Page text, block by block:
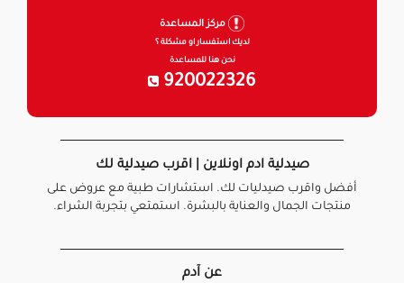
مركز المساعدة
لديك استفسار او مشكلة ؟
نحن هنا للمساعدة
920022326
صيدلية ادم اونلاين | اقرب صيدلية لك
أفضل واقرب صيدليات لك. استشارات طبية مع عروض على
منتجات الجمال والعناية بالبشرة. استمتعي بتجربة الشراء.
عن آدم